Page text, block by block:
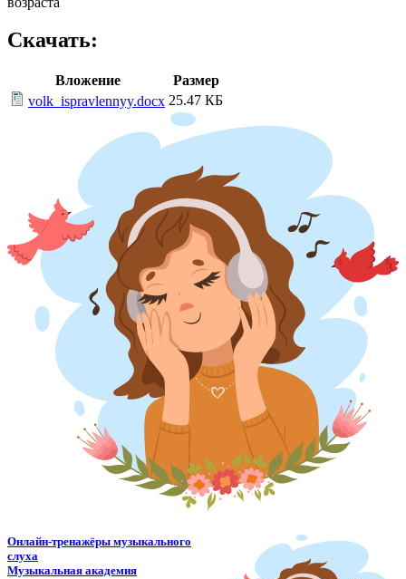
Скачать:
Вложение
Размер
volk_ispravlennyy.docx 25.47 КБ
Онлайн-тренажёры музыкального
слуха
Музыкальная академия